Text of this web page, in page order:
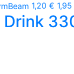
1,20 €
Drink